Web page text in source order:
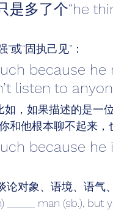
是多了个“he
或“固执己见”：
because
listen to
，如果描述的是一
和他根本聊不起来，
because
论对象、语境、语气
_____ man (sb.), but